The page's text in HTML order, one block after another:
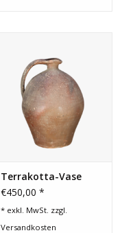
Terrakotta-Vase
€450,00 *
* exkl. MwSt. zzgl.
Versandkosten